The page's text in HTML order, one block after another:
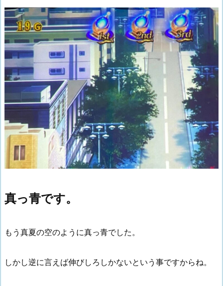
真っ青です。
もう真夏の空のように真っ青でした。
しかし逆に言えば伸びしろしかないという事ですからね。